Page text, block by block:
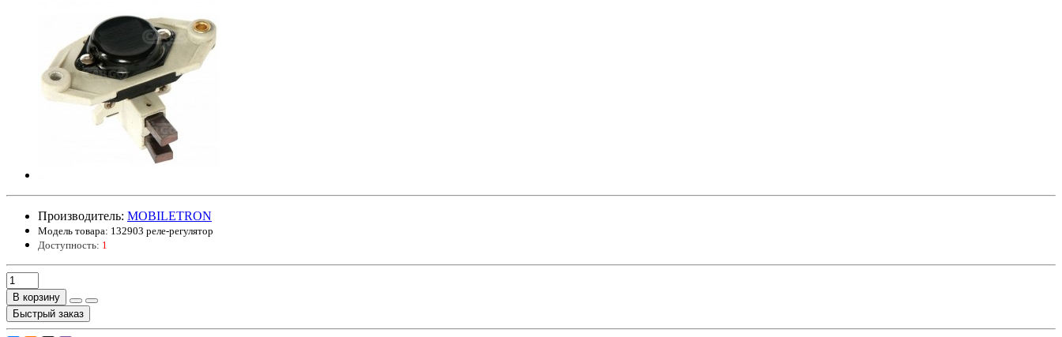
Производитель: MOBILETRON
Модель товара: 132903 реле-регулятор
Доступность: 1
В корзину
Быстрый заказ